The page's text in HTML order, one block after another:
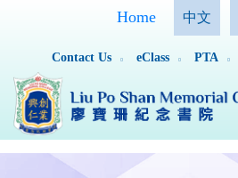
Home 中文
Contact Us eClass PTA